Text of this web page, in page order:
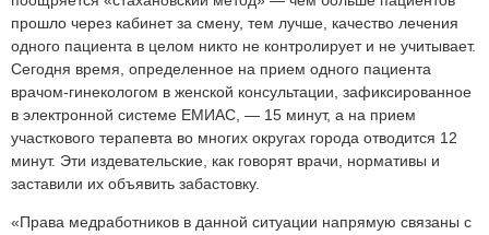
прошло через кабинет за смену, тем лучше, качество лечения
одного пациента в целом никто не контролирует и не учитывает.
Сегодня время, определенное на прием одного пациента
врачом-гинекологом в женской консультации, зафиксированное
в электронной системе ЕМИАС, — 15 минут, а на прием
участкового терапевта во многих округах города отводится 12
минут. Эти издевательские, как говорят врачи, нормативы и
заставили их объявить забастовку.
«Права медработников в данной ситуации напрямую связаны с